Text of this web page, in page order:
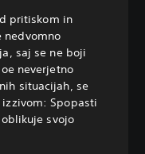
pritiskom in
nedvomno
saj se ne boji
neverjetno
situacijah, se
Spopasti
svojo